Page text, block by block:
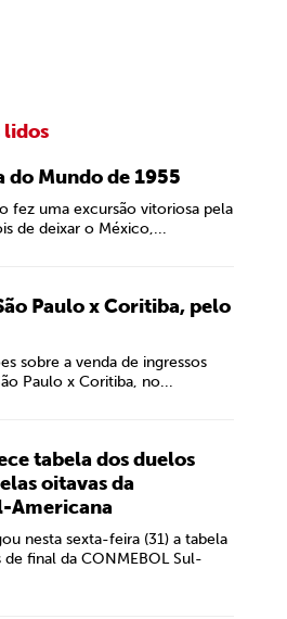
lidos
do Mundo de 1955
fez uma excursão vitoriosa pela
de deixar o México,...
Paulo x Coritiba, pelo
sobre a venda de ingressos
Paulo x Coritiba, no...
tabela dos duelos
oitavas da
Americana
nesta sexta-feira (31) a tabela
de final da CONMEBOL Sul-